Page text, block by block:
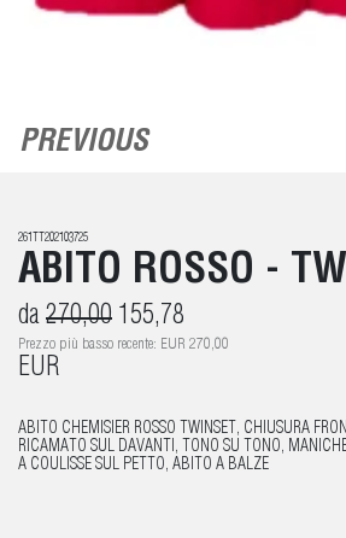
PREVIOUS
261TT202103725
ABITO ROSSO -
da 270,00 155,78
Prezzo più basso recente: EUR 270,00
EUR
ABITO CHEMISIER ROSSO TWINSET, CHIUSURA
RICAMATO SUL DAVANTI, TONO SU TONO,
A COULISSE SUL PETTO, ABITO A BALZE